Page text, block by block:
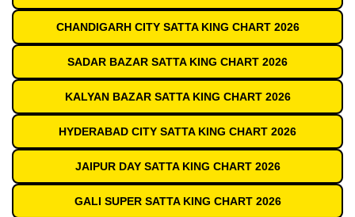
CHANDIGARH CITY SATTA KING CHART 2026
SADAR BAZAR SATTA KING CHART 2026
KALYAN BAZAR SATTA KING CHART 2026
HYDERABAD CITY SATTA KING CHART 2026
JAIPUR DAY SATTA KING CHART 2026
GALI SUPER SATTA KING CHART 2026